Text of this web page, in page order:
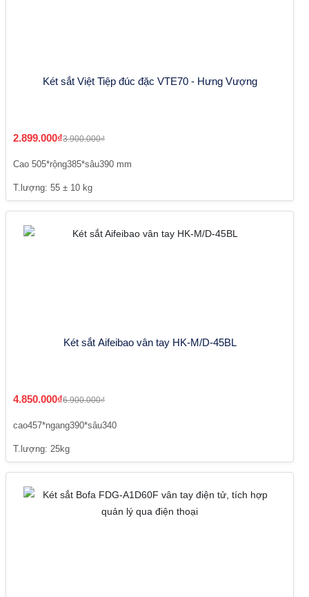
Két sắt Việt Tiệp đúc đặc VTE70 - Hưng Vượng
2.899.000₫3.900.000₫
Cao 505*rộng385*sâu390 mm
T.lượng: 55 ± 10 kg
Két sắt Aifeibao vân tay HK-M/D-45BL
4.850.000₫6.900.000₫
cao457*ngang390*sâu340
T.lượng: 25kg